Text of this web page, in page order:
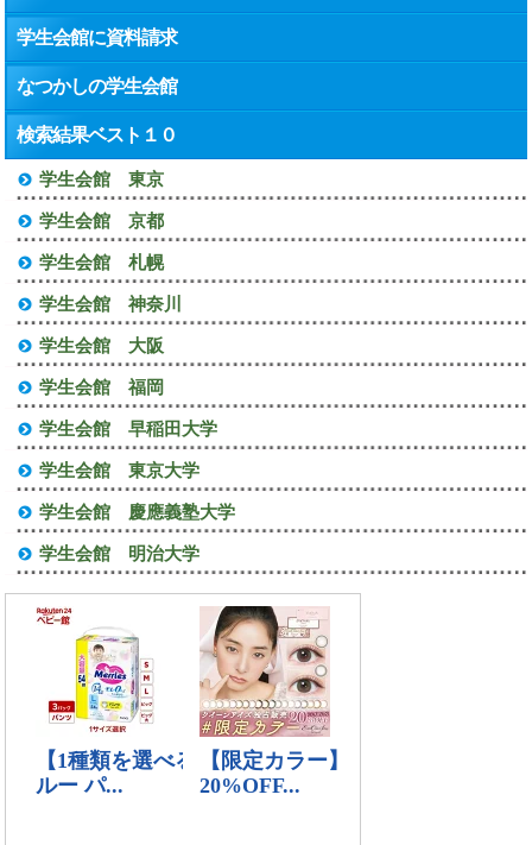
学生会館に資料請求
なつかしの学生会館
検索結果ベスト１０
学生会館 東京
学生会館 京都
学生会館 札幌
学生会館 神奈川
学生会館 大阪
学生会館 福岡
学生会館 早稲田大学
学生会館 東京大学
学生会館 慶應義塾大学
学生会館 明治大学